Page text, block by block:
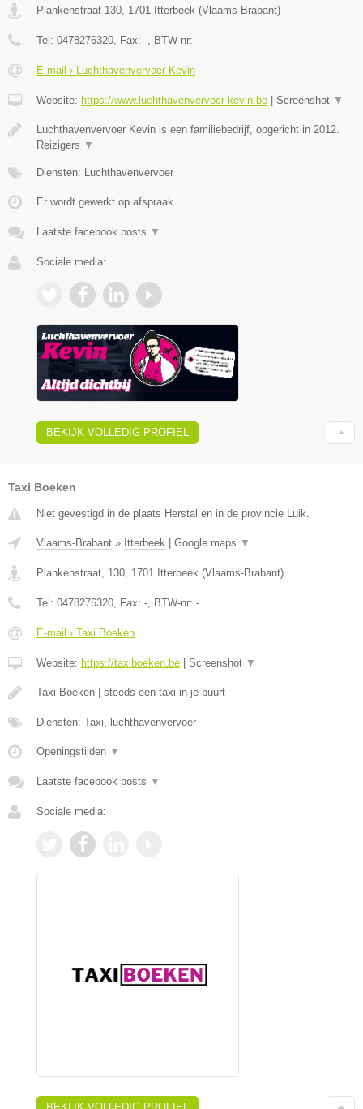
Plankenstraat 130, 1701 Itterbeek (Vlaams-Brabant)
Tel: 0478276320, Fax: -, BTW-nr: -
E-mail › Luchthavenvervoer Kevin
Website: https://www.luchthavenvervoer-kevin.be Screenshot ▼
Luchthavenvervoer Kevin is een familiebedrijf, opgericht in 2012.
Reizigers ▼
Diensten: Luchthavenvervoer
Er wordt gewerkt op afspraak.
Laatste facebook posts ▼
Sociale media:
BEKIJK VOLLEDIG PROFIEL
Taxi Boeken
Niet gevestigd in de plaats Herstal en in de provincie Luik.
Vlaams-Brabant » Itterbeek Google maps ▼
Plankenstraat, 130, 1701 Itterbeek (Vlaams-Brabant)
Tel: 0478276320, Fax: -, BTW-nr: -
E-mail › Taxi Boeken
Website: https://taxiboeken.be Screenshot ▼
Taxi Boeken | steeds een taxi in je buurt
Diensten: Taxi, luchthavenvervoer
Openingstijden ▼
Laatste facebook posts ▼
Sociale media: